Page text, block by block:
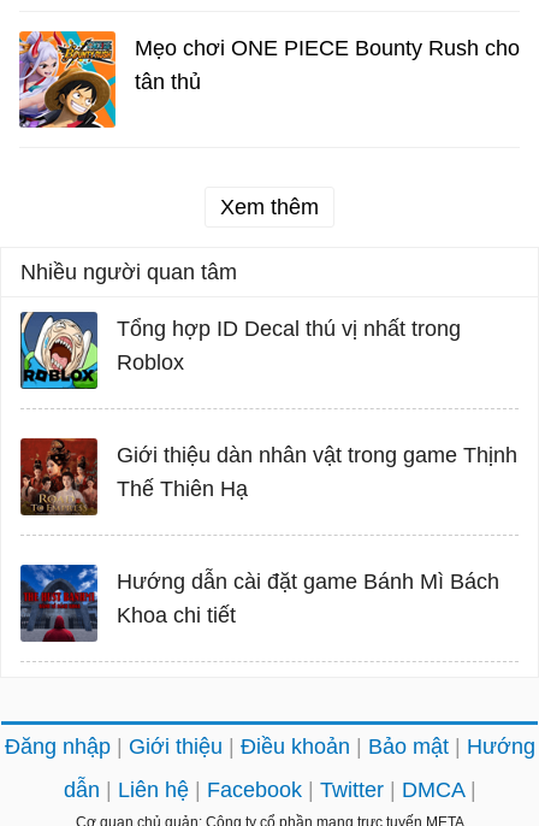
Mẹo chơi ONE PIECE Bounty Rush cho
tân thủ
Xem thêm
Nhiều người quan tâm
Tổng hợp ID Decal thú vị nhất trong
Roblox
Giới thiệu dàn nhân vật trong game Thịnh
Thế Thiên Hạ
Hướng dẫn cài đặt game Bánh Mì Bách
Khoa chi tiết
Đăng nhập Giới thiệu Điều khoản Bảo mật
Hướng
dẫn
Liên hệ Facebook Twitter DMCA
Cơ quan chủ quản: Công ty cổ phần mạng trực tuyến META